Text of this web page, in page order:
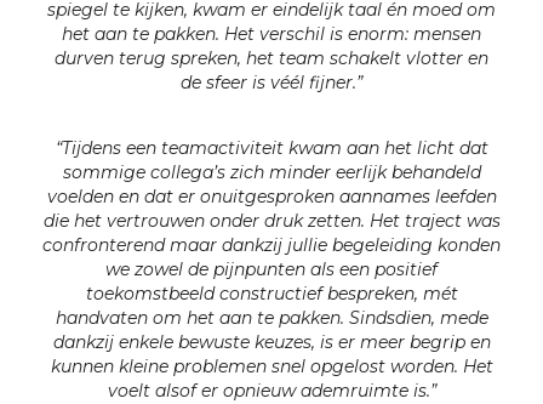
spiegel te kijken, kwam er eindelijk taal én moed om
het aan te pakken. Het verschil is enorm: mensen
durven terug spreken, het team schakelt vlotter en
de sfeer is véél fijner.”
“Tijdens een teamactiviteit kwam aan het licht dat
sommige collega’s zich minder eerlijk behandeld
voelden en dat er onuitgesproken aannames leefden
die het vertrouwen onder druk zetten. Het traject was
confronterend maar dankzij jullie begeleiding konden
we zowel de pijnpunten als een positief
toekomstbeeld constructief bespreken, mét
handvaten om het aan te pakken. Sindsdien, mede
dankzij enkele bewuste keuzes, is er meer begrip en
kunnen kleine problemen snel opgelost worden. Het
voelt alsof er opnieuw ademruimte is.”